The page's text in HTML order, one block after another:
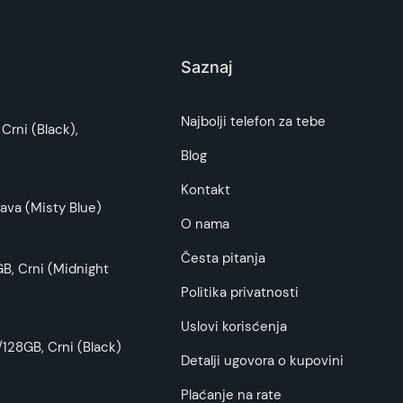
i dugotrajan izvor napajanja za vaše mobilne
fleksibilnost i kompatibilnost sa
reč o pametnim telefonima, tabletima ili
veze.
što tačnije i detaljnije ali ne može da
(Black),
(Misty Blue)
Crni (Midnight
Crni (Black)
Saznaj
Najbolji telefon za tebe
Blog
Kontakt
O nama
Česta pitanja
Politika privatnosti
Uslovi korisćenja
Detalji ugovora o kupovini
Plaćanje na rate